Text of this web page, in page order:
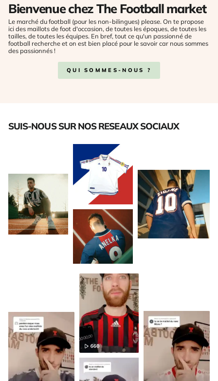
Bienvenue chez The Football market
Le marché du football (pour les non-bilingues) please. On te propose
ici des maillots de foot d'occasion, de toutes les époques, de toutes les
tailles, de toutes les équipes. En bref, tout ce qu'un passionné de
football recherche et on est bien placé pour le savoir car nous sommes
des passionnés !
QUI SOMMES-NOUS ?
SUIS-NOUS SUR NOS RESEAUX SOCIAUX